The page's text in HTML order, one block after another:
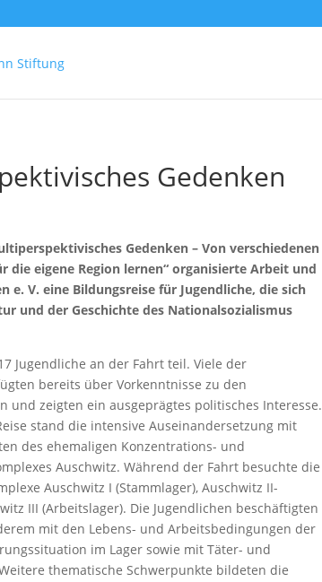
Gedenken
Gedenken – Von verschiedenen
die eigene Region lernen“ organisierte Arbeit und
e. V. eine Bildungsreise für Jugendliche, die sich
und der Geschichte des Nationalsozialismus
Jugendliche an der Fahrt teil. Viele der
bereits über Vorkenntnisse zu den
und zeigten ein ausgeprägtes politisches Interesse.
stand die intensive Auseinandersetzung mit
des ehemaligen Konzentrations- und
Auschwitz. Während der Fahrt besuchte die
Auschwitz I (Stammlager), Auschwitz II-
III (Arbeitslager). Die Jugendlichen beschäftigten
mit den Lebens- und Arbeitsbedingungen der
im Lager sowie mit Täter- und
thematische Schwerpunkte bildeten die